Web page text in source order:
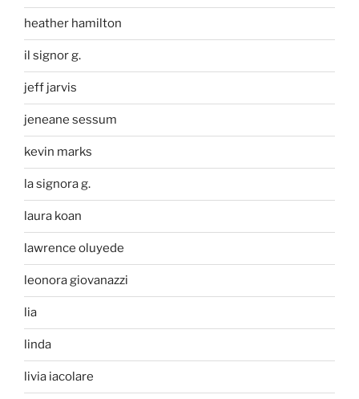
heather hamilton
il signor g.
jeff jarvis
jeneane sessum
kevin marks
la signora g.
laura koan
lawrence oluyede
leonora giovanazzi
lia
linda
livia iacolare